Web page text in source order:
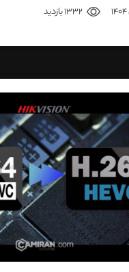
بدانید، این مقاله برای شما
1332 بازدید